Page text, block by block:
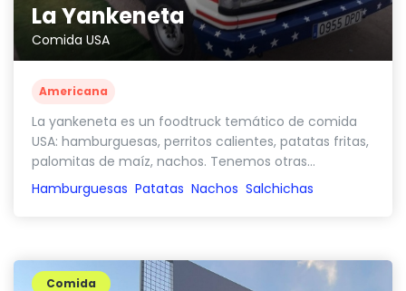
La Yankeneta
Comida USA
Americana
La yankeneta es un foodtruck temático de comida
USA: hamburguesas, perritos calientes, patatas fritas,
palomitas de maíz, nachos. Tenemos otras...
Hamburguesas Patatas Nachos Salchichas
Comida